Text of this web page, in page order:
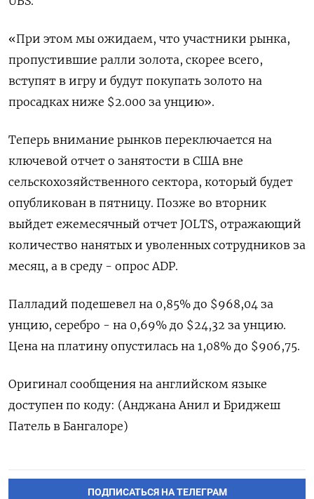
«При этом мы ожидаем, что участники рынка,
пропустившие ралли золота, скорее всего,
вступят в игру и будут покупать золото на
просадках ниже $2.000 за унцию».
Теперь внимание рынков переключается на
ключевой отчет о занятости в США вне
сельскохозяйственного сектора, который будет
опубликован в пятницу. Позже во вторник
выйдет ежемесячный отчет JOLTS, отражающий
количество нанятых и уволенных сотрудников за
месяц, а в среду - опрос ADP.
Палладий подешевел на 0,85% до $968,04​​ за
унцию, серебро - на 0,69% до $24,32​ за унцию.
Цена на платину опустилась на 1,08% до $906,75.
Оригинал сообщения на английском языке
доступен по коду: (Анджана Анил и Бриджеш
Патель в Бангалоре)
ПОДПИСАТЬСЯ НА ТЕЛЕГРАМ